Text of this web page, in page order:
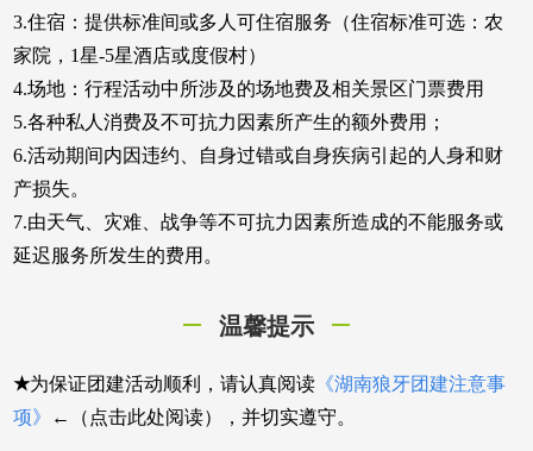
3.住宿：提供标准间或多人可住宿服务（住宿标准可选：农
家院，1星-5星酒店或度假村）
4.场地：行程活动中所涉及的场地费及相关景区门票费用
5.各种私人消费及不可抗力因素所产生的额外费用；
6.活动期间内因违约、自身过错或自身疾病引起的人身和财
产损失。
7.由天气、灾难、战争等不可抗力因素所造成的不能服务或
延迟服务所发生的费用。
温馨提示
★为保证团建活动顺利，请认真阅读 《湖南狼牙团建注意事
项》
←（点击此处阅读），并切实遵守。